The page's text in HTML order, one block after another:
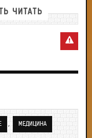
ЧИТАТЬ
, МЕДИЦИНА